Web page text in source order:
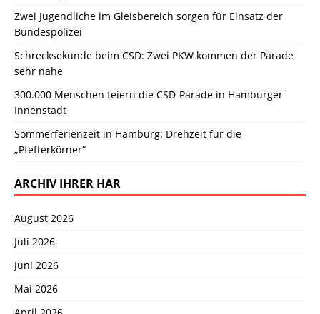
Zwei Jugendliche im Gleisbereich sorgen für Einsatz der
Bundespolizei
Schrecksekunde beim CSD: Zwei PKW kommen der Parade
sehr nahe
300.000 Menschen feiern die CSD-Parade in Hamburger
Innenstadt
Sommerferienzeit in Hamburg: Drehzeit für die
„Pfefferkörner“
ARCHIV IHRER HAR
August 2026
Juli 2026
Juni 2026
Mai 2026